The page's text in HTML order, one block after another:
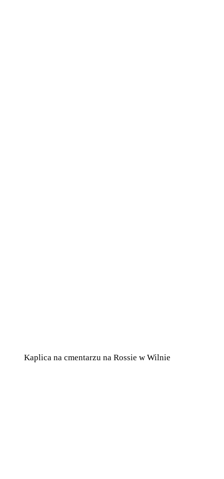
Kaplica na cmentarzu na Rossie w Wilnie